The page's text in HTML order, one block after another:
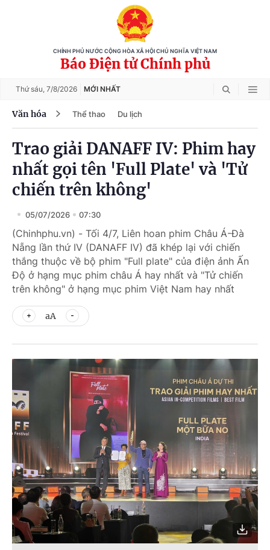
CHÍNH PHỦ NƯỚC CỘNG HÒA XÃ HỘI CHỦ NGHĨA VIỆT NAM
Báo Điện tử Chính phủ
Thứ sáu, 7/8/2026 MỚI NHẤT
Văn hóa Thể thao Du lịch
Trao giải DANAFF IV: Phim hay
nhất gọi tên 'Full Plate' và 'Tử
chiến trên không'
05/07/2026 07:30
(Chinhphu.vn) - Tối 4/7, Liên hoan phim Châu Á-Đà
Nẵng lần thứ IV (DANAFF IV) đã khép lại với chiến
thắng thuộc về bộ phim "Full plate" của điện ảnh Ấn
Độ ở hạng mục phim châu Á hay nhất và "Tử chiến
trên không" ở hạng mục phim Việt Nam hay nhất
aA